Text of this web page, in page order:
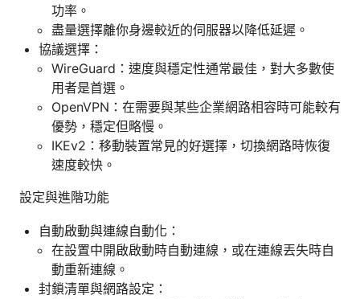
功率。
盡量選擇離你身邊較近的伺服器以降低延遲。
協議選擇：
WireGuard：速度與穩定性通常最佳，對大多數使
用者是首選。
OpenVPN：在需要與某些企業網路相容時可能較有
優勢，穩定但略慢。
IKEv2：移動裝置常見的好選擇，切換網路時恢復
速度較快。
設定與進階功能
自動啟動與連線自動化：
在設置中開啟啟動時自動連線，或在連線丟失時自
動重新連線。
封鎖清單與網路設定：